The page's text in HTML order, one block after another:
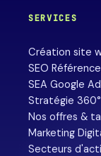
SERVICES
Création site
SEO
SEA Google
Stratégie 360°
Nos offres &
Marketing
Secteurs